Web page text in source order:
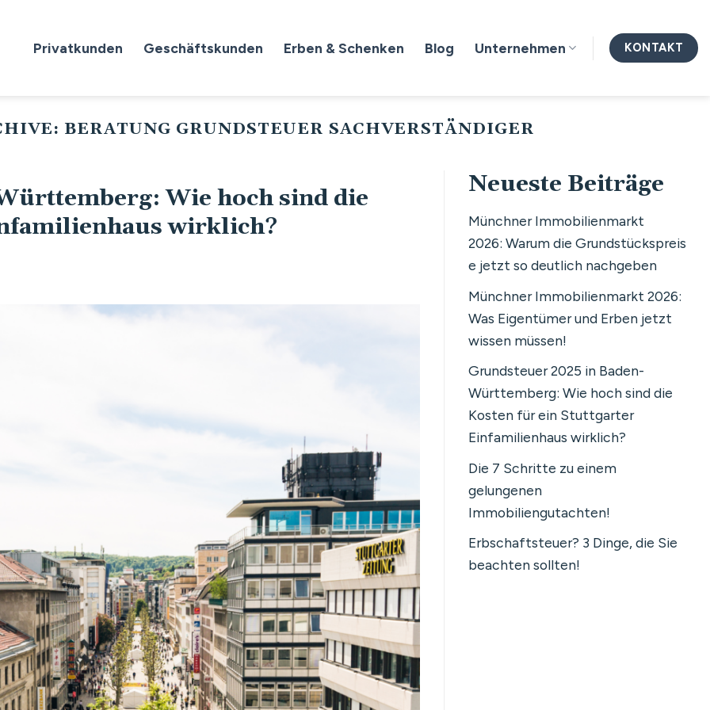
Privatkunden Geschäftskunden Erben & Schenken Blog Unternehmen KONTAKT
BERATUNG GRUNDSTEUER SACHVERSTÄNDIGER
Wie hoch sind die
wirklich?
Neueste Beiträge
Münchner Immobilienmarkt
2026: Warum die Grundstückspreis
e jetzt so deutlich nachgeben
Münchner Immobilienmarkt 2026:
Was Eigentümer und Erben jetzt
wissen müssen!
Grundsteuer 2025 in Baden-
Württemberg: Wie hoch sind die
Kosten für ein Stuttgarter
Einfamilienhaus wirklich?
Die 7 Schritte zu einem
gelungenen
Immobiliengutachten!
Erbschaftsteuer? 3 Dinge, die Sie
beachten sollten!